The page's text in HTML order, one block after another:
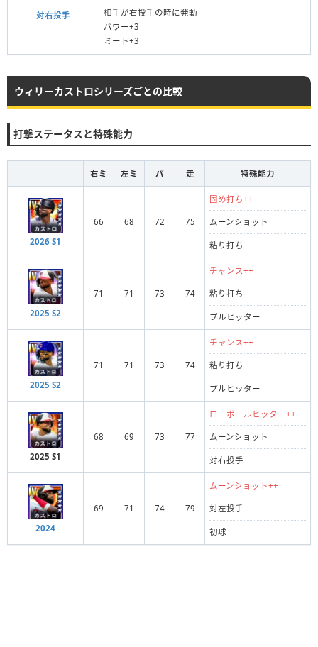
対右投手
相手が右投手の時に発動
パワー+3
ミート+3
ウィリーカストロシリーズごとの比較
打撃ステータスと特殊能力
右ミ 左ミ パ 走 特殊能力
2026 S1
66 68 72 75
固め打ち++
ムーンショット
粘り打ち
2025 S2
71 71 73 74
チャンス++
粘り打ち
プルヒッター
2025 S2
71 71 73 74
チャンス++
粘り打ち
プルヒッター
2025 S1
68 69 73 77
ローボールヒッター++
ムーンショット
対右投手
2024
69 71 74 79
ムーンショット++
対左投手
初球